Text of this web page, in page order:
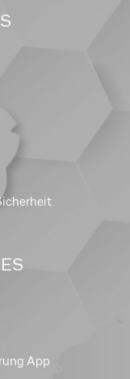
App